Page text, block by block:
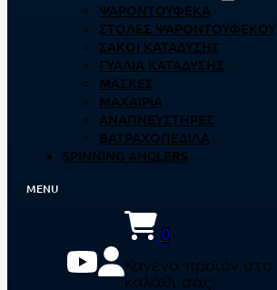
ΨΑΡΟΝΤΟΎΦΕΚΑ
ΣΤΟΛΈΣ ΨΑΡΟΝΤΟΎΦΕΚΟΥ
ΣΆΚΟΙ ΚΑΤΆΔΥΣΗΣ
ΓΥΑΛΙΆ ΚΑΤΆΔΥΣΗΣ
ΜΆΣΚΕΣ
ΜΑΧΑΊΡΙΑ
ΑΝΑΠΝΕΥΣΤΉΡΕΣ
ΒΑΤΡΑΧΟΠΈΔΙΛΑ
SPINNING ANGLERS
0
Κανένα προϊόν στο
καλάθι σας.